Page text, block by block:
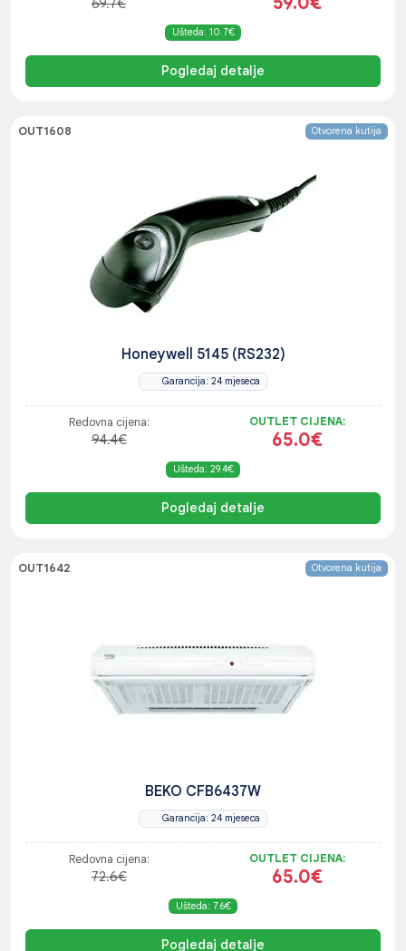
Ušteda: 10.7€
Pogledaj detalje
OUT1608 Otvorena kutija
Honeywell 5145 (RS232)
Garancija: 24 mjeseca
Redovna cijena:
94.4€
OUTLET CIJENA:
65.0€
Ušteda: 29.4€
Pogledaj detalje
OUT1642 Otvorena kutija
BEKO CFB6437W
Garancija: 24 mjeseca
Redovna cijena:
72.6€
OUTLET CIJENA:
65.0€
Ušteda: 7.6€
Pogledaj detalje